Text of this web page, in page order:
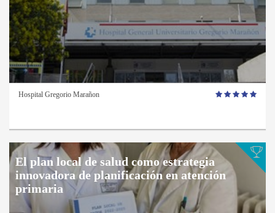
Hospital Gregorio Marañon
El plan local de salud como estrategia
innovadora de planificación en atención
primaria